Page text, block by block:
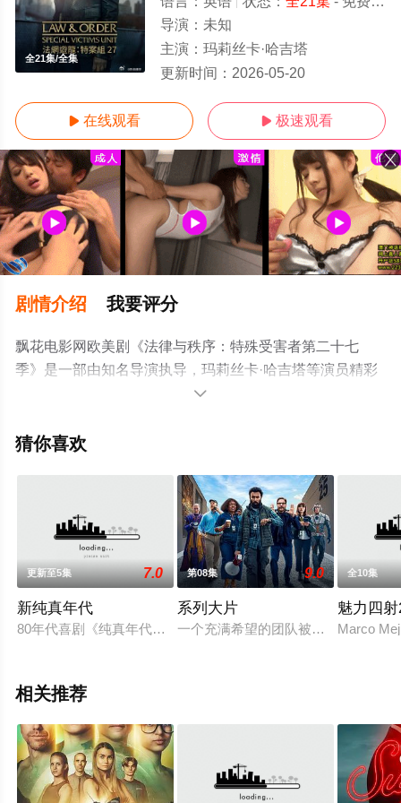
全21集/全集
导演： 未知
主演： 玛莉丝卡·哈吉塔
更新时间： 2026-05-20
 在线观看  极速观看
剧情介绍 我要评分
飘花电影网欧美剧《法律与秩序：特殊受害者第二十七
季》是一部由知名导演执导，玛莉丝卡·哈吉塔等演员精彩
演绎的美国电视剧，大结局剧情已揭晓（全21集），手机
多相关信息可移步至豆瓣电视剧、电视猫或剧情网等平台

猜你喜欢
更新至5集 7.0
新纯真年代
80年代喜剧《纯真年代TheWonderYears》重启版由
第08集 9.0
系列大片
一个充满希望的团队被困在一个功
全10集
魅力四
Marco
相关推荐